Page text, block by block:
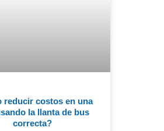
reducir costos en una
la llanta de bus
correcta?